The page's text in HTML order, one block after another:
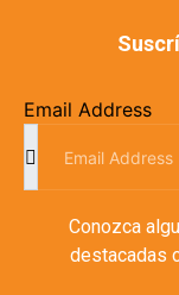
Email Address
Conozca
destacadas